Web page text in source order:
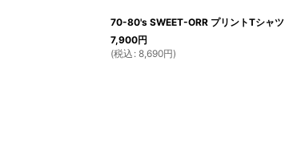
70-80's SWEET-ORR プリントTシャツ
7,900円
(税込 : 8,690円)